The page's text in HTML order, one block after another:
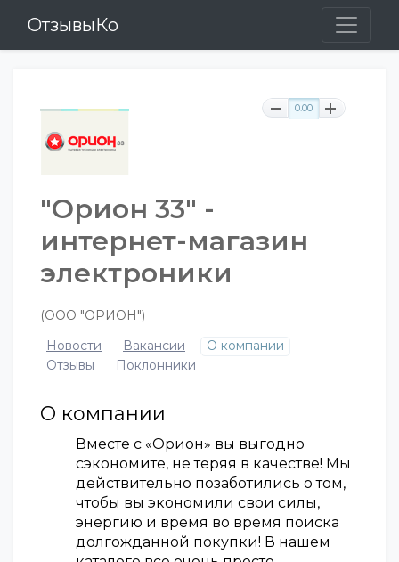
ОтзывыКо
0.00
"Орион 33" -
интернет-магазин
электроники
(ООО "ОРИОН")
Новости
Вакансии
О компании
Отзывы
Поклонники
О компании
Вместе с «Орион» вы выгодно
сэкономите, не теряя в качестве! Мы
действительно позаботились о том,
чтобы вы экономили свои силы,
энергию и время во время поиска
долгожданной покупки! В нашем